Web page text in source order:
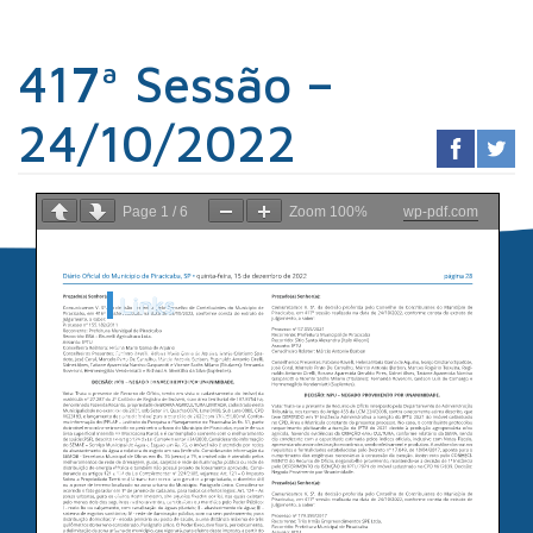
417ª Sessão –
24/10/2022
Page 1 / 6 Zoom 100% wp-pdf.com
Links
Sindicato dos
Contabilistas
Prefeitura de
Piracicaba
Portal da
Transparência